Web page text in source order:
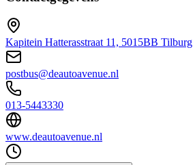
Kapitein Hatterasstraat 11, 5015BB Tilburg
postbus@deautoavenue.nl
013-5443330
www.deautoavenue.nl